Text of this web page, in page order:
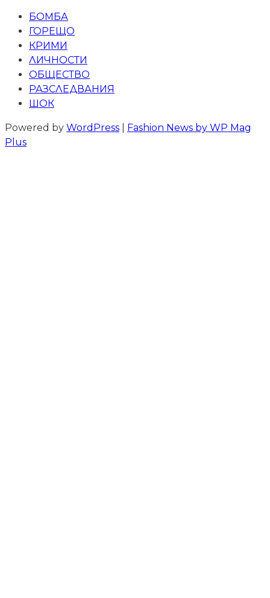
БОМБА
ГОРЕЩО
КРИМИ
ЛИЧНОСТИ
ОБЩЕСТВО
РАЗСЛЕДВАНИЯ
ШОК
Powered by WordPress
Fashion News by WP Mag
Plus